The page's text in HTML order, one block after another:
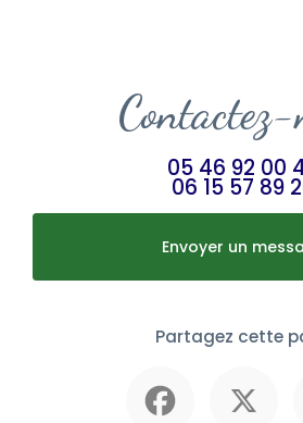
Contactez-
05 46 92 00
06 15 57 89
Envoyer un
Partagez cette